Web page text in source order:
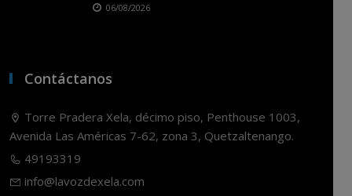
06/08/2026
Contáctanos
Torre Pradera Xela, décimo piso, Penthouse 1003,
Avenida Las Américas 7-62, zona 3, Quetzaltenango.
49193319
info@lavozdexela.com